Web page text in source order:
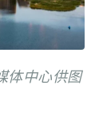
体中心供图